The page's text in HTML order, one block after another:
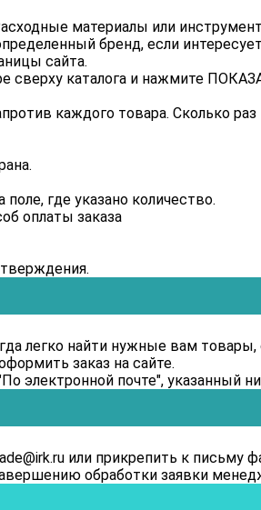
материалы или
бренд, если
сайта.
сверху каталога и нажмите
каждого товара. Сколько
где указано количество.
оплаты заказа
легко найти нужные вам
заказ на сайте.
электронной почте", указанный
или прикрепить к
обработки заявки